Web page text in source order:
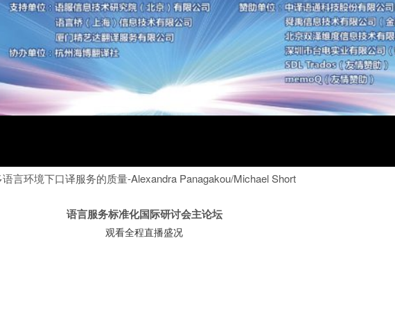
语言环境下口译服务的质量-Alexandra Panagakou/Michael Short
语言服务标准化国际研讨会主论坛
观看全程直播盛况